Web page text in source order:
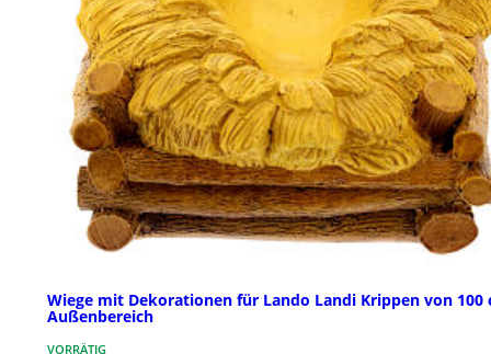
Wiege mit Dekorationen für Lando Landi Krippen von 100
Außenbereich
VORRÄTIG